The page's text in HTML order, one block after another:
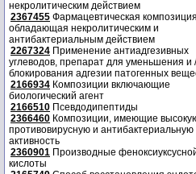
некролитическим действием
2367455 Фармацевтическая композиция
обладающая некролитическим и
антибактериальным действием
2267324 Применение антиадгезивных
углеводов, препарат для уменьшения и
блокирования адгезии патогенных
2166934 Композиции включающие
биологический агент
2166510 Псевдодипептиды
2366460 Композиции, имеющие
противовирусную и антибактериальную
активность
2360901 Производные
кислоты